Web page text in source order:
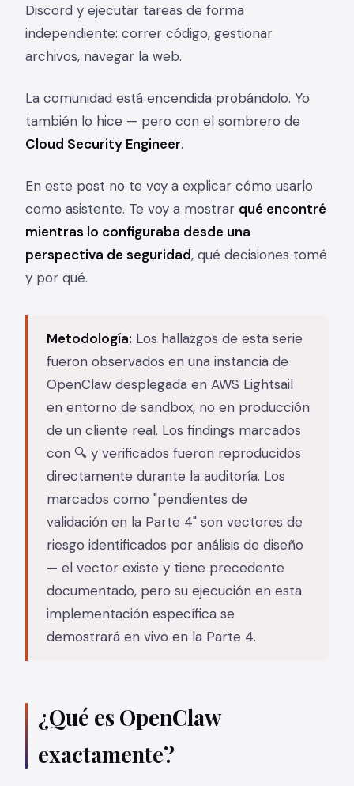
Discord y ejecutar tareas de forma
independiente: correr código, gestionar
archivos, navegar la web.
La comunidad está encendida probándolo. Yo
también lo hice — pero con el sombrero de
Cloud Security Engineer.
En este post no te voy a explicar cómo usarlo
como asistente. Te voy a mostrar qué encontré
mientras lo configuraba desde una
perspectiva de seguridad, qué decisiones tomé
y por qué.
Metodología: Los hallazgos de esta serie
fueron observados en una instancia de
OpenClaw desplegada en AWS Lightsail
en entorno de sandbox, no en producción
de un cliente real. Los findings marcados
con 🔍 y verificados fueron reproducidos
directamente durante la auditoría. Los
marcados como "pendientes de
validación en la Parte 4" son vectores de
riesgo identificados por análisis de diseño
— el vector existe y tiene precedente
documentado, pero su ejecución en esta
implementación específica se
demostrará en vivo en la Parte 4.
¿Qué es OpenClaw
exactamente?